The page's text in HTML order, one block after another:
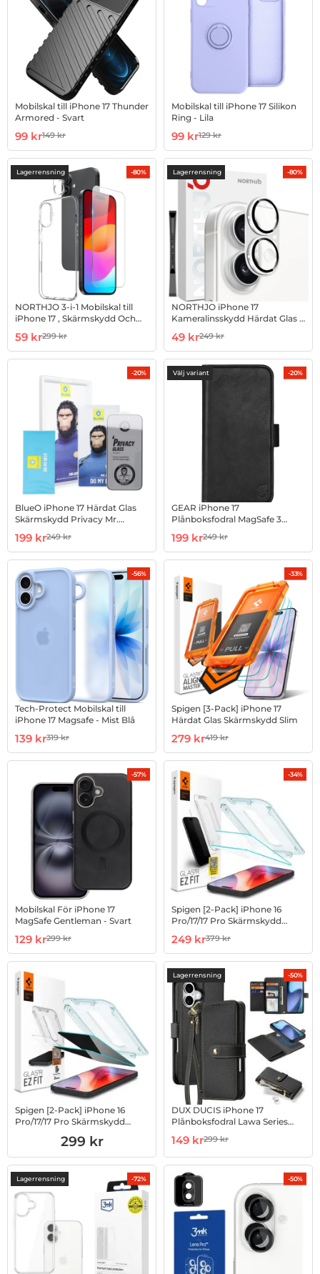
Mobilskal till iPhone 17 Thunder
Armored - Svart
Art. nr 1003004090
rea pris
99 krtidigare pris
149 kr
Mobilskal till iPhone 17 Silikon
Ring - Lila
Art. nr 1003004223
rea pris
99 krtidigare pris
129 kr
Lagerrensning -80%
NORTHJO 3-i-1 Mobilskal till
iPhone 17 , Skärmskydd Och
Art. nr 1003055988
rea pris
59 krtidigare pris
299 kr
Lagerrensning -80%
NORTHJO iPhone 17
Kameralinsskydd Härdat Glas -
Art. nr 1003186009
rea pris
49 krtidigare pris
249 kr
-20%
BlueO iPhone 17 Härdat Glas
Skärmskydd Privacy Mr.
Art. nr 1003186674
rea pris
199 krtidigare pris
249 kr
Välj variant -20%
GEAR iPhone 17
Plånboksfodral MagSafe 3
Art. nr 1003187122
rea pris
199 krtidigare pris
249 kr
-56%
Tech-Protect Mobilskal till
iPhone 17 Magsafe - Mist Blå
Art. nr 1003195076
rea pris
139 krtidigare pris
319 kr
-33%
Spigen [3-Pack] iPhone 17
Härdat Glas Skärmskydd Slim
Art. nr 1003242558
rea pris
279 krtidigare pris
419 kr
-57%
Mobilskal För iPhone 17
MagSafe Gentleman - Svart
Art. nr 1003256123
rea pris
129 krtidigare pris
299 kr
-34%
Spigen [2-Pack] iPhone 16
Pro/17/17 Pro Skärmskydd
Art. nr 1002961588
rea pris
249 krtidigare pris
379 kr
Spigen [2-Pack] iPhone 16
Pro/17/17 Pro Skärmskydd
Art. nr 1002961590
299 kr
Lagerrensning -50%
DUX DUCIS iPhone 17
Plånboksfodral Lawa Series
Art. nr 1002986378
rea pris
149 krtidigare pris
299 kr
Lagerrensning -72% -50%